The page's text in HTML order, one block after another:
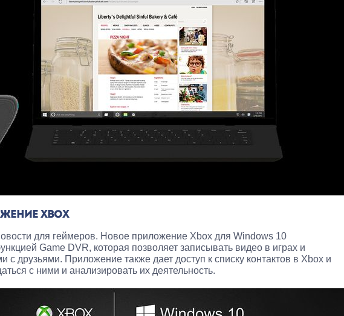
XBOX
для геймеров. Новое приложение Xbox для Windows 10
Game DVR, которая позволяет записывать видео в играх и
с друзьями. Приложение также дает доступ к списку контактов в Xbox и
с ними и анализировать их деятельность.